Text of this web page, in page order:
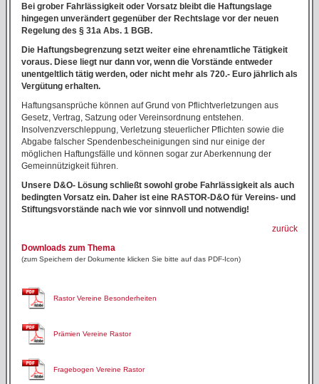
Bei grober Fahrlässigkeit oder Vorsatz bleibt die Haftungslage
hingegen unverändert gegenüber der Rechtslage vor der neuen
Regelung des § 31a Abs. 1 BGB.
Die Haftungsbegrenzung setzt weiter eine ehrenamtliche Tätigkeit
voraus. Diese liegt nur dann vor, wenn die Vorstände entweder
unentgeltlich tätig werden, oder nicht mehr als 720.- Euro jährlich als
Vergütung erhalten.
Haftungsansprüche können auf Grund von Pflichtverletzungen aus
Gesetz, Vertrag, Satzung oder Vereinsordnung entstehen.
Insolvenzverschleppung, Verletzung steuerlicher Pflichten sowie die
Abgabe falscher Spendenbescheinigungen sind nur einige der
möglichen Haftungsfälle und können sogar zur Aberkennung der
Gemeinnützigkeit führen.
Unsere D&O- Lösung schließt sowohl grobe Fahrlässigkeit als auch
bedingten Vorsatz ein. Daher ist eine RASTOR-D&O für Vereins- und
Stiftungsvorstände nach wie vor sinnvoll und notwendig!
zurück
Downloads zum Thema
(zum Speichern der Dokumente klicken Sie bitte auf das PDF-Icon)
Rastor Vereine Besonderheiten
Prämien Vereine Rastor
Fragebogen Vereine Rastor